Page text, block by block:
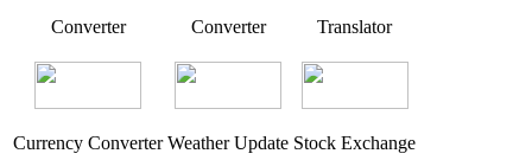
Converter Converter Translator
Currency Converter Weather Update Stock Exchange